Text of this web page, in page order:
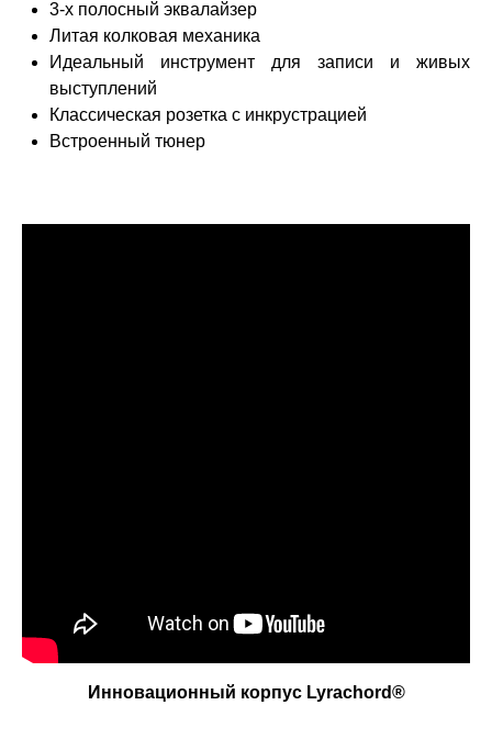
3-х полосный эквалайзер
Литая колковая механика
Идеальный инструмент для записи и живых
выступлений
Классическая розетка с инкрустрацией
Встроенный тюнер
Инновационный корпус Lyrachord®